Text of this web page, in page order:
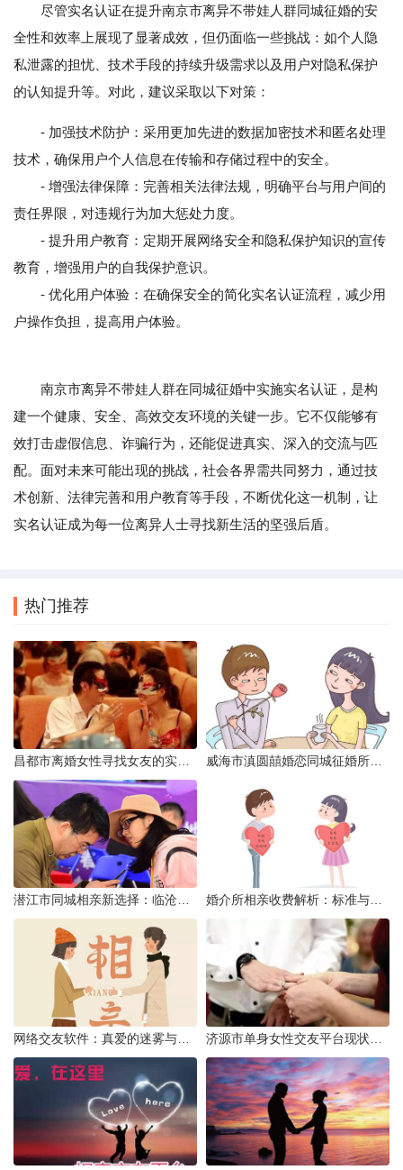
尽管实名认证在提升南京市离异不带娃人群同城征婚的安
全性和效率上展现了显著成效，但仍面临一些挑战：如个人隐
私泄露的担忧、技术手段的持续升级需求以及用户对隐私保护
的认知提升等。对此，建议采取以下对策：
- 加强技术防护：采用更加先进的数据加密技术和匿名处理
技术，确保用户个人信息在传输和存储过程中的安全。
- 增强法律保障：完善相关法律法规，明确平台与用户间的
责任界限，对违规行为加大惩处力度。
- 提升用户教育：定期开展网络安全和隐私保护知识的宣传
教育，增强用户的自我保护意识。
- 优化用户体验：在确保安全的简化实名认证流程，减少用
户操作负担，提高用户体验。
南京市离异不带娃人群在同城征婚中实施实名认证，是构
建一个健康、安全、高效交友环境的关键一步。它不仅能够有
效打击虚假信息、诈骗行为，还能促进真实、深入的交流与匹
配。面对未来可能出现的挑战，社会各界需共同努力，通过技
术创新、法律完善和用户教育等手段，不断优化这一机制，让
实名认证成为每一位离异人士寻找新生活的坚强后盾。
热门推荐